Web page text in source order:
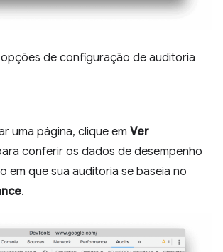
de configuração de auditoria
uma página, clique em Ver
conferir os dados de desempenho
em que sua auditoria se baseia no
.